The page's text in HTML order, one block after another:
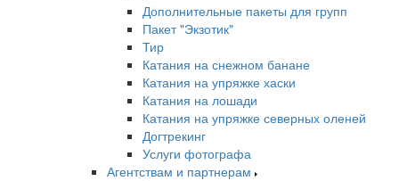
Дополнительные пакеты для групп
Пакет "Экзотик"
Тир
Катания на снежном банане
Катания на упряжке хаски
Катания на лошади
Катания на упряжке северных оленей
Догтрекинг
Услуги фотографа
Агентствам и партнерам